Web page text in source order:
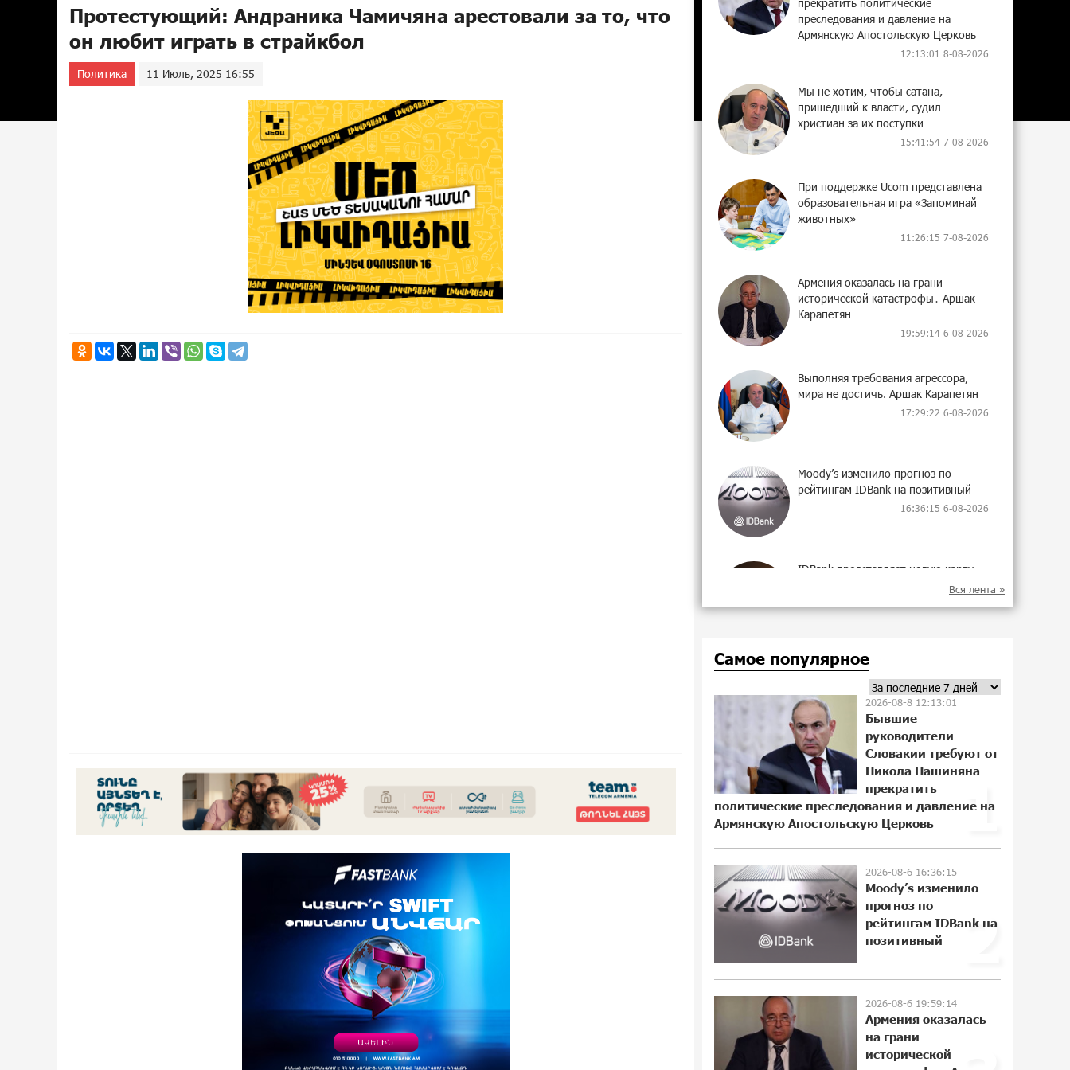
Протестующий: Андраника Чамичяна арестовали за то, что
он любит играть в страйкбол
Политика 11 Июль, 2025 16:55
прекратить политические
преследования и давление на
Армянскую Апостольскую Церковь
12:13:01 8-08-2026
Мы не хотим, чтобы сатана,
пришедший к власти, судил
христиан за их поступки
15:41:54 7-08-2026
При поддержке Ucom представлена
образовательная игра «Запоминай
животных»
11:26:15 7-08-2026
Армения оказалась на грани
исторической катастрофы․ Аршак
Карапетян
19:59:14 6-08-2026
Выполняя требования агрессора,
мира не достичь. Аршак Карапетян
17:29:22 6-08-2026
Moody’s изменило прогноз по
рейтингам IDBank на позитивный
16:36:15 6-08-2026
IDBank представляет новую карту
Mastercard World с преимуществами
акцией
Ucom и FPWC обеспечат
круглосуточный мониторинг дикой
природы в Гнишике с помощью
солнечной энергии
14:53:48 5-08-2026
Idram и IDBank - рядом со
стартапами на Seaside Startup
Summit
22:43:22 3-08-2026
В мобильном приложении Юнибанка
теперь можно зарегистрироваться
также с помощью imID
10:13:18 3-08-2026
IDBank предупреждает о
кибератаках на школьников
21:09:53 31-07-2026
ЕАЭС со временем будет
Вся лента »
Самое популярное
1
2026-08-8 12:13:01
Бывшие
руководители
Словакии требуют от
Никола Пашиняна
прекратить
политические преследования и давление на
Армянскую Апостольскую Церковь
2
2026-08-6 16:36:15
Moody’s изменило
прогноз по
рейтингам IDBank на
позитивный
2026-08-6 19:59:14
Армения оказалась
на грани
исторической